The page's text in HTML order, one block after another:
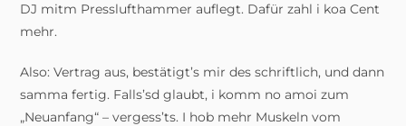
DJ mitm Presslufthammer auflegt. Dafür zahl i koa Cent
mehr.
Also: Vertrag aus, bestätigt’s mir des schriftlich, und dann
samma fertig. Falls’sd glaubt, i komm no amoi zum
„Neuanfang“ – vergess’ts. I hob mehr Muskeln vom